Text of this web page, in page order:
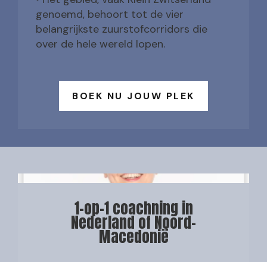
genoemd, behoort tot de vier
belangrijkste zuurstofcorridors die
over de hele wereld lopen.
BOEK NU JOUW PLEK
1-op-1 coachning in
Nederland of Noord-
Macedonië